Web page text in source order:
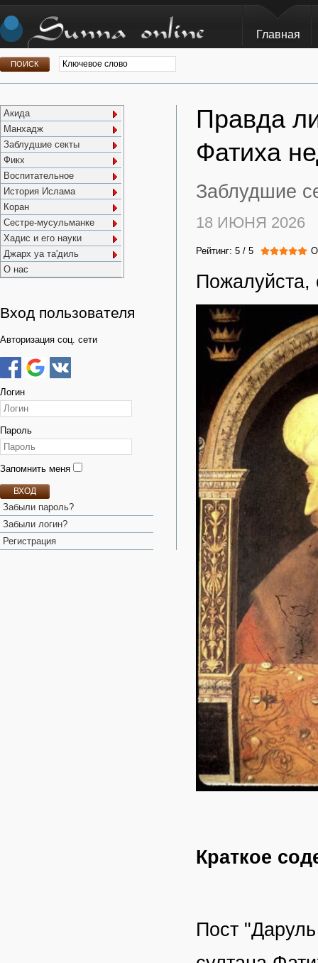
Главная
Акида
Манхадж
Заблудшие секты
Фикх
Воспитательное
История Ислама
Коран
Сестре-мусульманке
Хадис и его науки
Джарх уа та'диль
О нас
Вход пользователя
Авторизация соц. сети
Логин
Пароль
Запомнить меня
ВХОД
Забыли пароль?
Забыли логин?
Регистрация
Правда
Фатиха
Заблудшие
18 ИЮНЯ 2026
Рейтинг: 5 / 5
Пожалуйста,
Краткое
Пост